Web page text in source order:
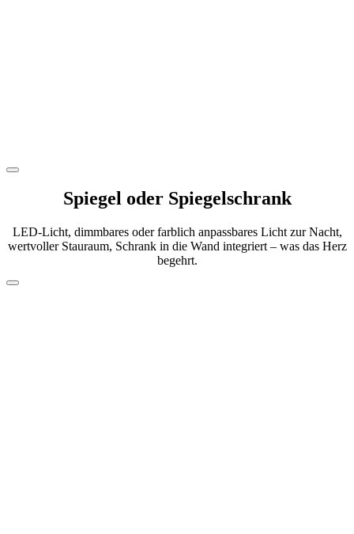
Spiegel oder Spiegelschrank
LED-Licht, dimmbares oder farblich anpassbares Licht zur Nacht,
wertvoller Stauraum, Schrank in die Wand integriert – was das Herz
begehrt.